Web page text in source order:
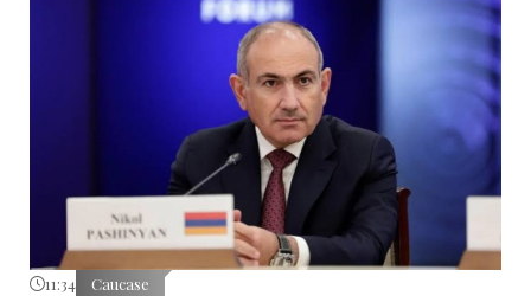
11:34 Caucase